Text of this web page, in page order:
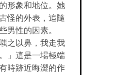
形象和地位。她
怪的外表，追隨
男性的因素。
之以鼻，我走我
」這是一場極端
時跡近晦澀的作